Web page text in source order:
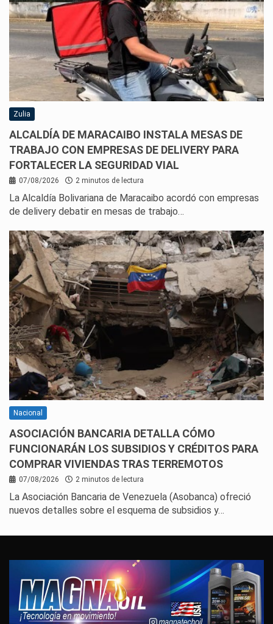
Zulia
ALCALDÍA DE MARACAIBO INSTALA MESAS DE
TRABAJO CON EMPRESAS DE DELIVERY PARA
FORTALECER LA SEGURIDAD VIAL
07/08/2026 2 minutos de lectura
La Alcaldía Bolivariana de Maracaibo acordó con empresas
de delivery debatir en mesas de trabajo…
Nacional
ASOCIACIÓN BANCARIA DETALLA CÓMO
FUNCIONARÁN LOS SUBSIDIOS Y CRÉDITOS PARA
COMPRAR VIVIENDAS TRAS TERREMOTOS
07/08/2026 2 minutos de lectura
La Asociación Bancaria de Venezuela (Asobanca) ofreció
nuevos detalles sobre el esquema de subsidios y…